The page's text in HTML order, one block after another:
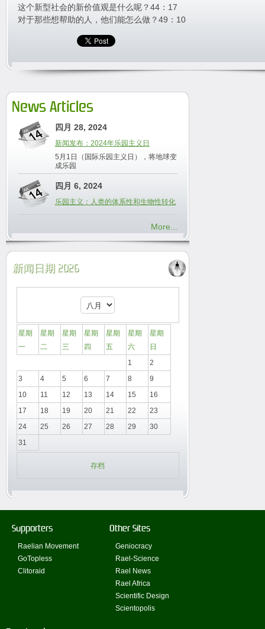
这个新型社会的新价值观是什么呢？44：17
对于那些想帮助的人，他们能怎么做？49：10
News Articles
四月 28, 2024
新闻发布：2024年乐园主义日
5月1日（国际乐园主义日），将地球变
成乐园
四月 6, 2024
乐园主义：人类的体系性和生物性转化
More...
新闻日期 2026
星期
一
星期
二
星期
三
星期
四
星期
五
星期
六
星期
日
1
2
3
4 5 6 7 8
9
10
11 12 13 14 15
16
17
18 19 20 21 22
23
24
25 26 27 28 29
30
31
存档
Supporters
Raelian Movement
GoTopless
Clitoraid
Other Sites
Geniocracy
Rael-Science
Rael News
Rael Africa
Scientific Design
Scientopolis